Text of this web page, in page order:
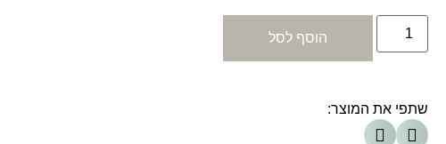
הוסף לסל
שתפי את המוצר: